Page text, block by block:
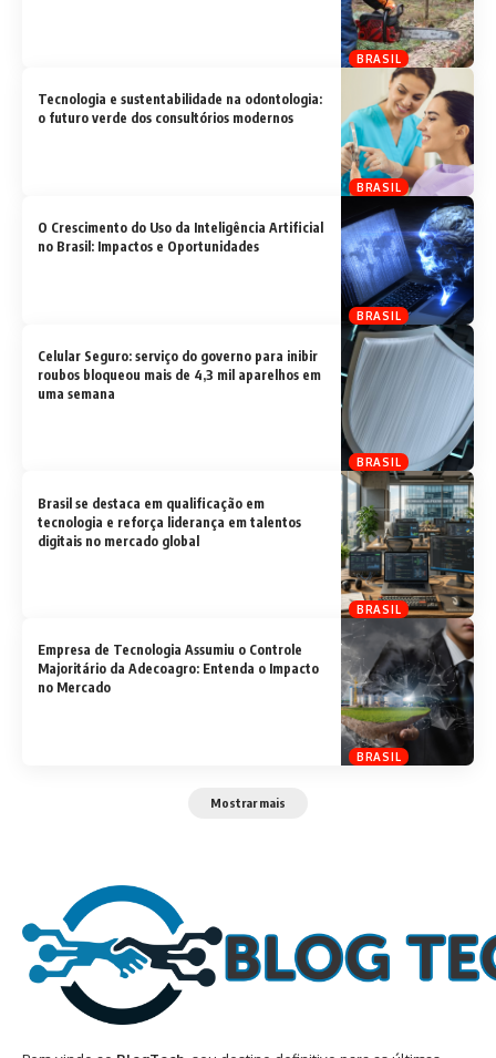
BRASIL
BRASIL
Tecnologia e sustentabilidade na odontologia:
o futuro verde dos consultórios modernos
BRASIL
O Crescimento do Uso da Inteligência Artificial
no Brasil: Impactos e Oportunidades
BRASIL
Celular Seguro: serviço do governo para inibir
roubos bloqueou mais de 4,3 mil aparelhos em
uma semana
BRASIL
Brasil se destaca em qualificação em
tecnologia e reforça liderança em talentos
digitais no mercado global
BRASIL
Empresa de Tecnologia Assumiu o Controle
Majoritário da Adecoagro: Entenda o Impacto
no Mercado
Mostrar mais